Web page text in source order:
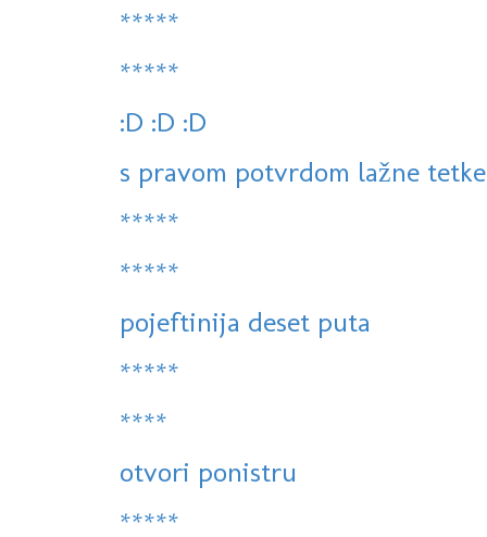
*****
*****
:D :D :D
s pravom potvrdom lažne
*****
*****
pojeftinija deset puta
*****
****
otvori ponistru
*****